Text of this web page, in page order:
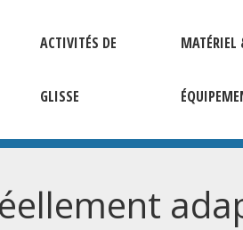
ACTIVITÉS DE
GLISSE
MATÉRIEL